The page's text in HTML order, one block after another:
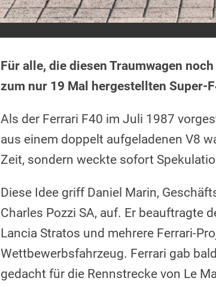
Für alle, die diesen Traumwagen
zum nur 19 Mal hergestellten Super-
Als der Ferrari F40 im Juli 1987
aus einem doppelt aufgeladenen V8
Zeit, sondern weckte sofort
Diese Idee griff Daniel Marin,
Charles Pozzi SA, auf. Er beauftragte
Lancia Stratos und mehrere Ferrari-
Wettbewerbsfahrzeug. Ferrari gab
gedacht für die Rennstrecke von Le